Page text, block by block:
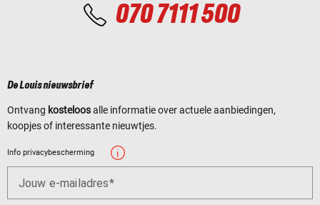
070 7111 500
De Louis nieuwsbrief
Ontvang kosteloosalle informatie over actuele aanbiedingen,
koopjes of interessante nieuwtjes.
Info privacybescherming
Jouw e-mailadres